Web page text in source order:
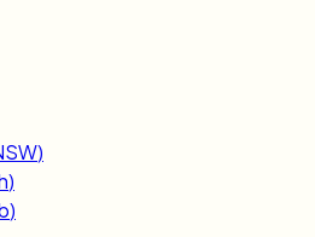
)
)
)